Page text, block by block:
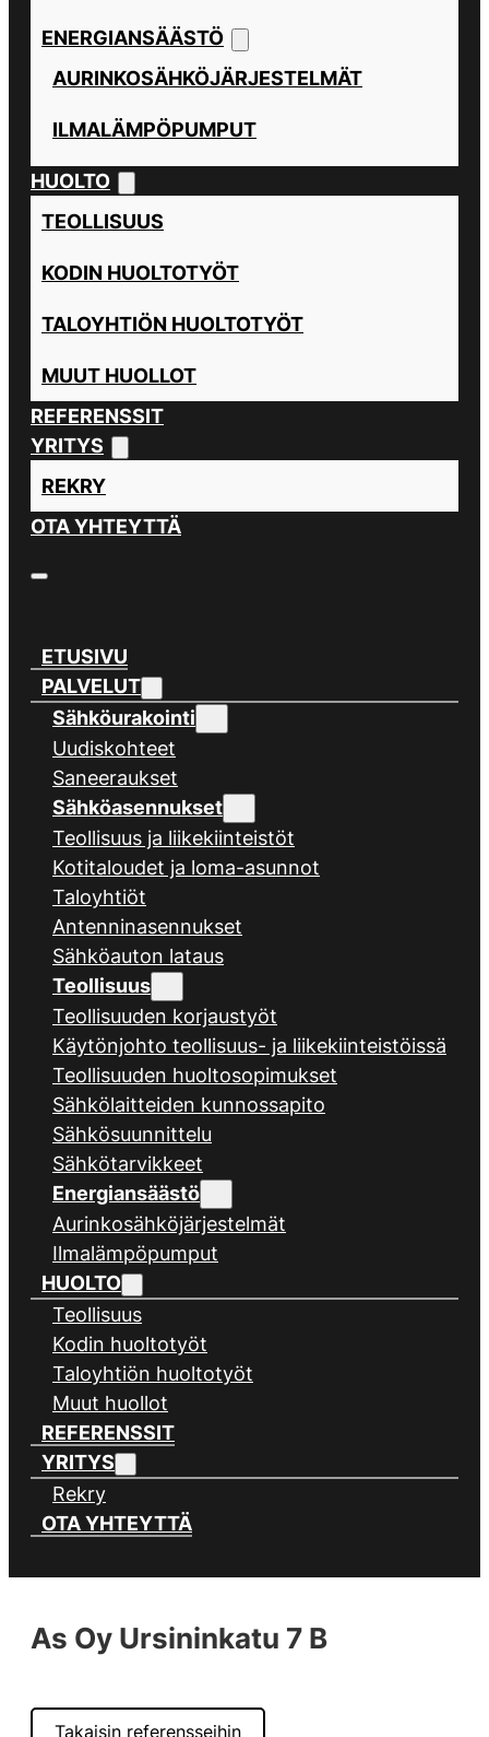
ENERGIANSÄÄSTÖ
AURINKOSÄHKÖJÄRJESTELMÄT
ILMALÄMPÖPUMPUT
HUOLTO
TEOLLISUUS
KODIN HUOLTOTYÖT
TALOYHTIÖN HUOLTOTYÖT
MUUT HUOLLOT
REFERENSSIT
YRITYS
REKRY
OTA YHTEYTTÄ
ETUSIVU
PALVELUT
Sähköurakointi
Uudiskohteet
Saneeraukset
Sähköasennukset
Teollisuus ja liikekiinteistöt
Kotitaloudet ja loma-asunnot
Taloyhtiöt
Antenninasennukset
Sähköauton lataus
Teollisuus
Teollisuuden korjaustyöt
Käytönjohto teollisuus- ja liikekiinteistöissä
Teollisuuden huoltosopimukset
Sähkölaitteiden kunnossapito
Sähkösuunnittelu
Sähkötarvikkeet
Energiansäästö
Aurinkosähköjärjestelmät
Ilmalämpöpumput
HUOLTO
Teollisuus
Kodin huoltotyöt
Taloyhtiön huoltotyöt
Muut huollot
REFERENSSIT
YRITYS
Rekry
OTA YHTEYTTÄ
As Oy Ursininkatu 7 B
Takaisin referensseihin